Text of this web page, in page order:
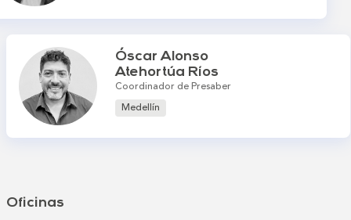
Óscar Alonso
Atehortúa Ríos
Coordinador de Presaber
Medellín
Oficinas